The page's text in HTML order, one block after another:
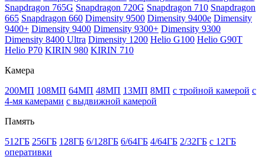
Snapdragon 765G Snapdragon 720G Snapdragon 710 Snapdragon
665 Snapdragon 660 Dimensity 9500 Dimensity 9400e Dimensity
9400+ Dimensity 9400 Dimensity 9300+ Dimensity 9300
Dimensity 8400 Ultra Dimensity 1200 Helio G100 Helio G90T
Helio P70 KIRIN 980 KIRIN 710
Камера
200МП 108МП 64МП 48МП 13МП 8МП с тройной камерой с
4-мя камерами с выдвижной камерой
Память
512ГБ 256ГБ 128ГБ 6/128ГБ 6/64ГБ 4/64ГБ 2/32ГБ с 12ГБ
оперативки